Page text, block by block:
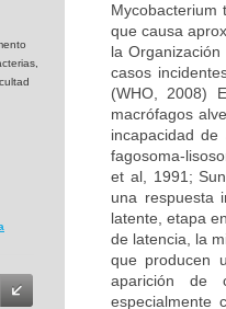
Mycobacterium
que causa
la
casos
(WHO, 2008)
macrófagos
incapacidad
fagosoma-
et al, 1991;
una respuesta
latente, etapa
de latencia, la
que producen
aparición de
especialmente